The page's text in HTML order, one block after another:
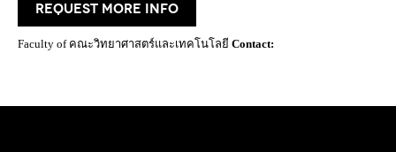
request more info
Faculty of คณะวิทยาศาสตร์และเทคโนโลยี Contact: